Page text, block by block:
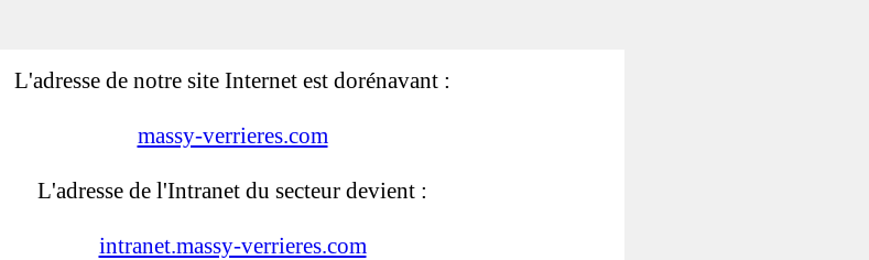
L'adresse de notre site Internet est dorénavant :
massy-verrieres.com
L'adresse de l'Intranet du secteur devient :
intranet.massy-verrieres.com